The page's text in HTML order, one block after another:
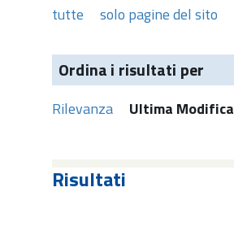
tutte solo pagine del sito
Ordina i risultati per
Rilevanza Ultima Modifica
Risultati